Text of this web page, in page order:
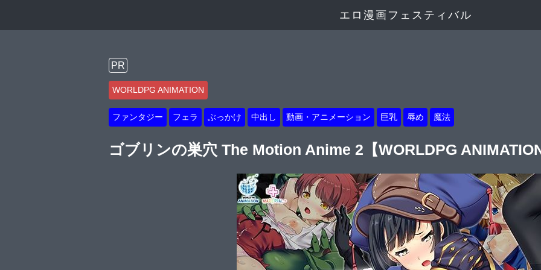
エロ漫画フェスティバル
PR
WORLDPG ANIMATION
ファンタジー フェラ ぶっかけ 中出し 動画・アニメーション 巨乳 辱め 魔法
ゴブリンの巣穴 The Motion Anime 2【WORLDPG